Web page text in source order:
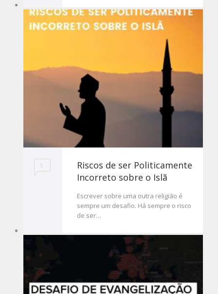
3
Riscos de ser Politicamente
Incorreto sobre o Islã
Escrever sobre uma outra religião é
sempre um desafio. Há sempre o risco
de ser…